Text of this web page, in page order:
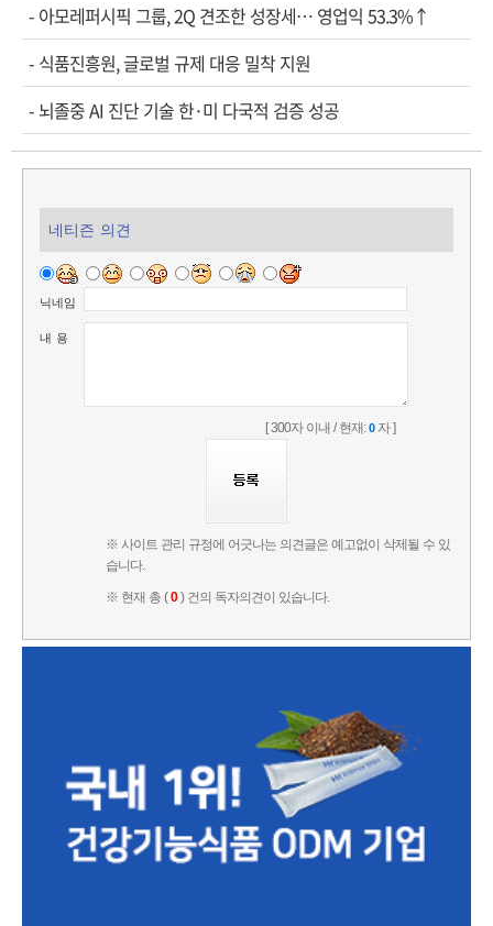
- 아모레퍼시픽 그룹, 2Q 견조한 성장세… 영업익 53.3%↑
- 식품진흥원, 글로벌 규제 대응 밀착 지원
- 뇌졸중 AI 진단 기술 한·미 다국적 검증 성공
네티즌 의견
닉네임
내 용
[ 300자 이내 / 현재:0자 ]
※ 사이트 관리 규정에 어긋나는 의견글은 예고없이 삭제될 수 있
습니다.
※ 현재 총 (0) 건의 독자의견이 있습니다.